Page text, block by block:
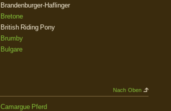
Brandenburger-Haflinger
Bretone
British Riding Pony
Brumby
Bulgare
Nach Oben
Camargue Pferd